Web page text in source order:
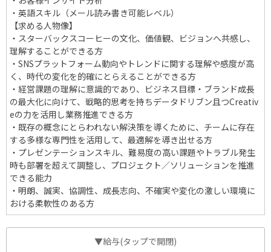
・英語スキル（メール読み書き可能レベル）
【求める人物像】
・スターバックスコーヒーの文化、価値観、ビジョンへ共感し、
理解することができる方
・SNSプラットフォーム動向やトレンドに関する理解や感度が高
く、時代の変化を的確にとらえることができる方
・経営課題の理解に意識的であり、ビジネス目標・ブランド成長
の最大化に向けて、戦略的思考を持ちデータドリブン且つCreativ
eの力を活用し業務推進できる方
・既存の概念にとらわれない解決策を導くために、チームに存在
する多様な専門性を活用して、最適解を導き出せる方
・プレゼンテーションスキル、難易度の高い課題やトラブル発生
時も部署を超えて調整し、プロジェクト／ソリューションを推進
できる能力
・明朗、誠実、協調性、成長志向、不確実や変化の激しい環境に
おける柔軟性のある方
▼給与(タップで開閉)